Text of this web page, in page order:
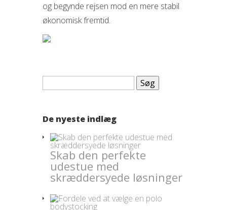
og begynde rejsen mod en mere stabil
økonomisk fremtid.
Søg
De nyeste indlæg
Skab den perfekte
udestue med
skræddersyede løsninger